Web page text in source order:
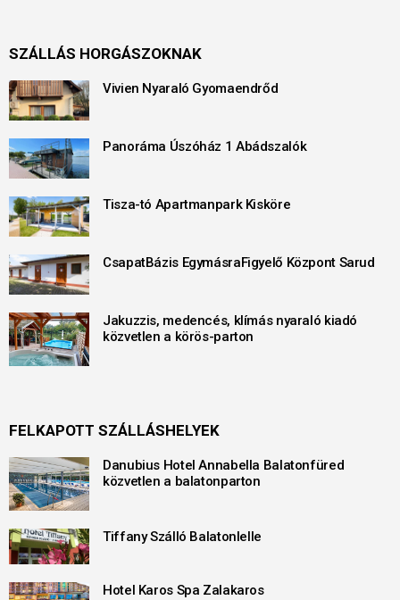
SZÁLLÁS HORGÁSZOKNAK
Vivien Nyaraló Gyomaendrőd
Panoráma Úszóház 1 Abádszalók
Tisza-tó Apartmanpark Kisköre
CsapatBázis EgymásraFigyelő Központ Sarud
Jakuzzis, medencés, klímás nyaraló kiadó
közvetlen a körös-parton
FELKAPOTT SZÁLLÁSHELYEK
Danubius Hotel Annabella Balatonfüred
közvetlen a balatonparton
Tiffany Szálló Balatonlelle
Hotel Karos Spa Zalakaros